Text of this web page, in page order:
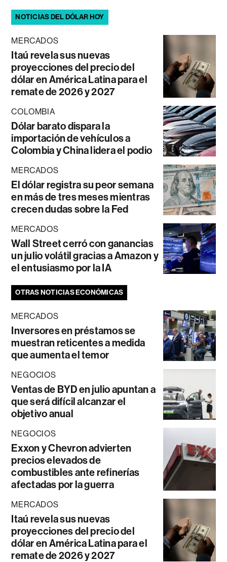
NOTICIAS DEL DÓLAR HOY
MERCADOS
Itaú revela sus nuevas
proyecciones del precio del
dólar en América Latina para el
remate de 2026 y 2027
COLOMBIA
Dólar barato dispara la
importación de vehículos a
Colombia y China lidera el podio
MERCADOS
El dólar registra su peor semana
en más de tres meses mientras
crecen dudas sobre la Fed
MERCADOS
Wall Street cerró con ganancias
un julio volátil gracias a Amazon y
el entusiasmo por la IA
OTRAS NOTICIAS ECONÓMICAS
MERCADOS
Inversores en préstamos se
muestran reticentes a medida
que aumenta el temor
NEGOCIOS
Ventas de BYD en julio apuntan a
que será difícil alcanzar el
objetivo anual
NEGOCIOS
Exxon y Chevron advierten
precios elevados de
combustibles ante refinerías
afectadas por la guerra
MERCADOS
Itaú revela sus nuevas
proyecciones del precio del
dólar en América Latina para el
remate de 2026 y 2027